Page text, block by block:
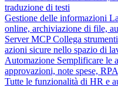
traduzione di testi
Gestione delle informazioni
online, archiviazione di file,
Server MCP Collega
azioni sicure nello spazio di
Automazione Semplificare le
approvazioni, note spese,
Tutte le funzionalità di HR e